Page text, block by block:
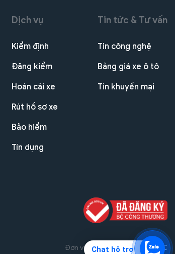
Chat hỗ trợ
Dịch vụ
Kiểm định
Đăng kiểm
Hoán cải xe
Rút hồ sơ xe
Bảo hiểm
Tín dụng
Tin tức & Tư vấn
Tin công nghệ
Bảng giá xe ô tô
Tin khuyến mại
Đơn vị triển khai dự án THG JSC